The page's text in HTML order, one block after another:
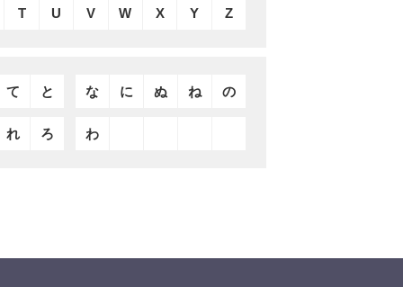
T U V W X Y Z
て と な に ぬ ね の
れ ろ わ